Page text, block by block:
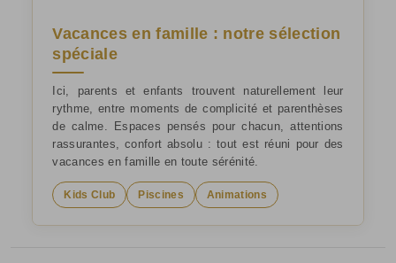
Vacances en famille : notre sélection
spéciale
Ici, parents et enfants trouvent naturellement leur
rythme, entre moments de complicité et parenthèses
de calme. Espaces pensés pour chacun, attentions
rassurantes, confort absolu : tout est réuni pour des
vacances en famille en toute sérénité.
Kids Club Piscines Animations